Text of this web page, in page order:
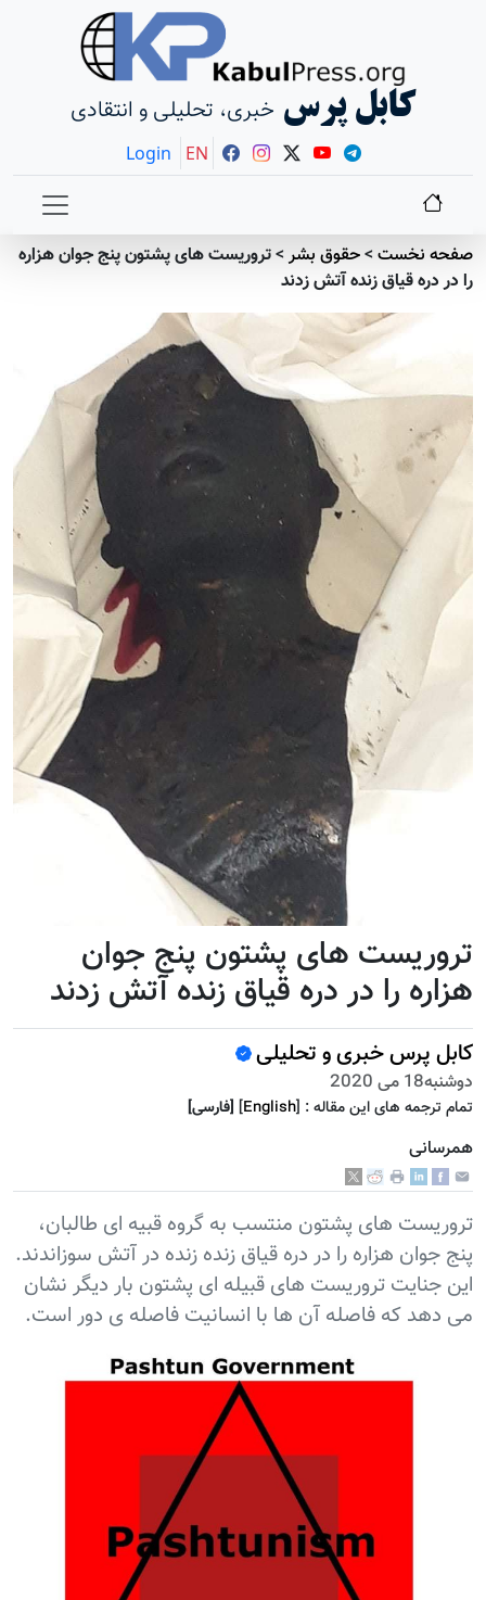
کابل پرس خبری، تحلیلی و انتقادی
Login EN
صفحه نخست>حقوق بشر>تروریست های پشتون پنج جوان هزاره
را در دره قیاق زنده آتش زدند
تروریست های پشتون پنج جوان
هزاره را در دره قیاق زنده آتش زدند
کابل پرس خبری و تحلیلی
دوشنبه18 می 2020
تمام ترجمه هاى اين مقاله : [English] [فارسى]
همرسانی
تروریست های پشتون منتسب به گروه قبیه ای طالبان،
پنج جوان هزاره را در دره قیاق زنده زنده در آتش سوزاندند.
این جنایت تروریست های قبیله ای پشتون بار دیگر نشان
می دهد که فاصله آن ها با انسانیت فاصله ی دور است.